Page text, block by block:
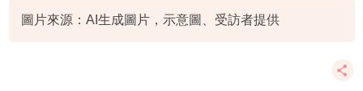
圖片來源：AI生成圖片，示意圖、受訪者提供